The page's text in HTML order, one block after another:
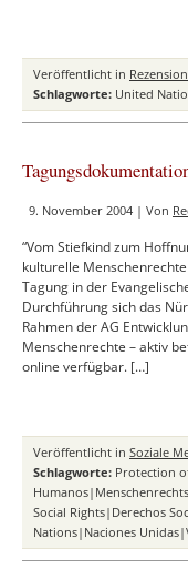
Veröffentlicht in
Schlagworte: United
9. November 2004 | Von
“Vom Stiefkind zum
kulturelle
Tagung in der
Durchführung sich das
Rahmen der AG
Menschenrechte – aktiv
online verfügbar. […]
Veröffentlicht in Soziale
Schlagworte: Protection
Social Rights|Derechos
Nations|Naciones